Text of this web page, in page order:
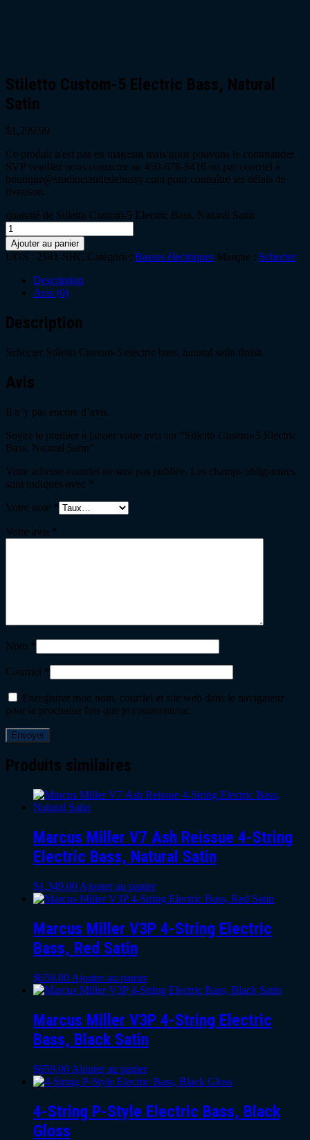
Stiletto Custom-5 Electric Bass, Natural
Satin
$ 1,299.99
Ce produit n'est pas en magasin mais nous pouvons le commander.
SVP veuillez nous contacter au 450-678-8416 ou par courriel à
boutique@studioclaudedebussy.com pour connaître les délais de
livraison.
quantité de Stiletto Custom-5 Electric Bass, Natural Satin
Ajouter au panier
UGS : 2541-SHC Catégorie: Basses électriques Marque : Schecter
Description
Avis (0)
Description
Schecter Stiletto Custom-5 electric bass, natural satin finish.
Avis
Il n’y pas encore d’avis.
Soyez le premier à laisser votre avis sur “Stiletto Custom-5 Electric
Bass, Natural Satin”
Votre adresse courriel ne sera pas publiée. Les champs obligatoires
sont indiqués avec *
Votre note *
Votre avis *
Nom *
Courriel *
Enregistrer mon nom, courriel et site web dans le navigateur
pour la prochaine fois que je commenterai.
Produits similaires
Marcus Miller V7 Ash Reissue 4-String
Electric Bass, Natural Satin
$1,349.00 Ajouter au panier
Marcus Miller V3P 4-String Electric
Bass, Red Satin
$659.00 Ajouter au panier
Marcus Miller V3P 4-String Electric
Bass, Black Satin
$659.00 Ajouter au panier
4-String P-Style Electric Bass, Black
Gloss